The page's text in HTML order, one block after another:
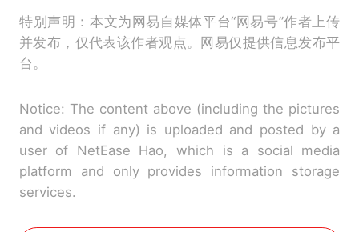
特别声明：本文为网易自媒体平台“网易号”作者上传
并发布，仅代表该作者观点。网易仅提供信息发布平
台。
Notice: The content above (including the pictures
and videos if any) is uploaded and posted by a
user of NetEase Hao, which is a social media
platform and only provides information storage
services.